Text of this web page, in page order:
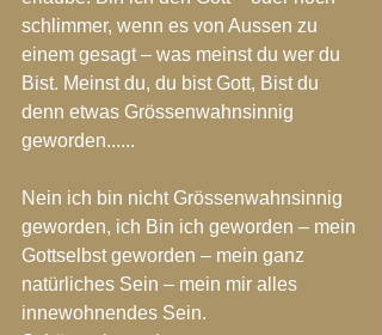
schlimmer, wenn es von Aussen zu
einem gesagt – was meinst du wer du
Bist. Meinst du, du bist Gott, Bist du
denn etwas Grössenwahnsinnig
geworden......
Nein ich bin nicht Grössenwahnsinnig
geworden, ich Bin ich geworden – mein
Gottselbst geworden – mein ganz
natürliches Sein – mein mir alles
innewohnendes Sein.